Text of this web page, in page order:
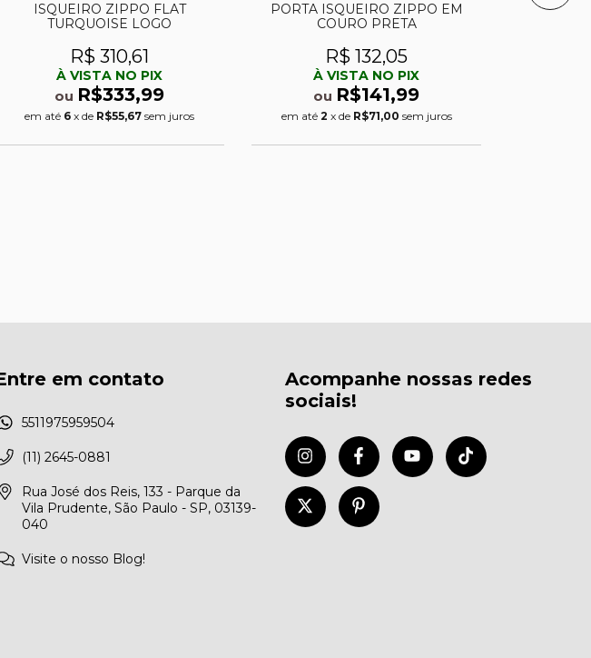
ISQUEIRO ZIPPO FLAT
TURQUOISE LOGO
R$ 310,61
À VISTA NO PIX
ou R$333,99
em até 6 x de R$55,67 sem juros
PORTA ISQUEIRO ZIPPO EM
COURO PRETA
R$ 132,05
À VISTA NO PIX
ou R$141,99
em até 2 x de R$71,00 sem juros
em contato
5511975959504
(11) 2645-0881
Rua José dos Reis, 133 - Parque da
Vila Prudente, São Paulo - SP, 03139-
040
Visite o nosso Blog!
Acompanhe nossas redes
sociais!